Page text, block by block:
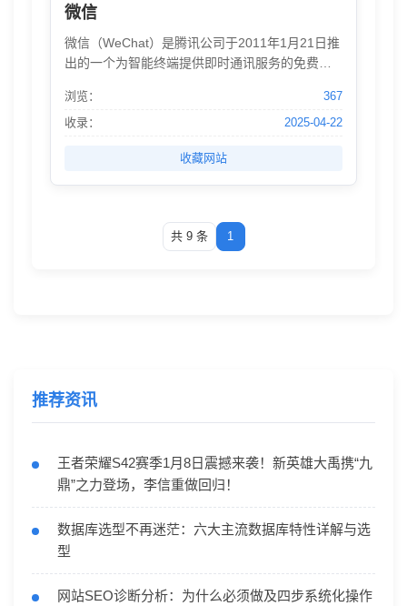
微信
微信（WeChat）是腾讯公司于2011年1月21日推
出的一个为智能终端提供即时通讯服务的免费应
品团队打造。 微信为用户提供聊天、朋友圈、微
信支付、公众平台、微信小程序等功能，同时提
公司将微信推向国际市场，更新为“Wechat”。
浏览：
367
收录：
2025-04-22
收藏网站
共 9 条 1
推荐资讯
王者荣耀S42赛季1月8日震撼来袭！新英雄大禹携“九
鼎”之力登场，李信重做回归！
数据库选型不再迷茫：六大主流数据库特性详解与选
型
网站SEO诊断分析：为什么必须做及四步系统化操作